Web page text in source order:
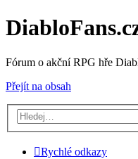
Fórum o akční RPG hře
Přejít na obsah
Rychlé odkazy